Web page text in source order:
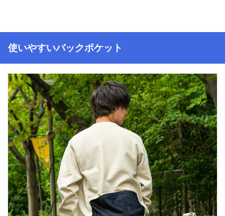
使いやすいバックポケット